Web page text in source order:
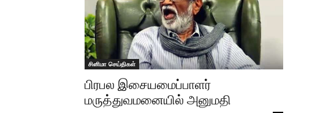
சினிமா செய்திகள்
பிரபல இசையமைப்பாளர்
மருத்துவமனையில் அனுமதி